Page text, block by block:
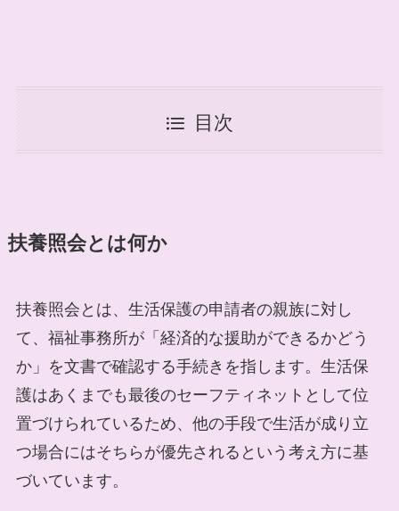
目次
扶養照会とは何か
扶養照会とは、生活保護の申請者の親族に対し
て、福祉事務所が「経済的な援助ができるかどう
か」を文書で確認する手続きを指します。生活保
護はあくまでも最後のセーフティネットとして位
置づけられているため、他の手段で生活が成り立
つ場合にはそちらが優先されるという考え方に基
づいています。